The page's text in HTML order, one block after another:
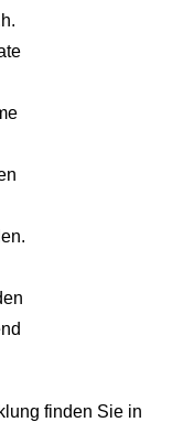
finden Sie in